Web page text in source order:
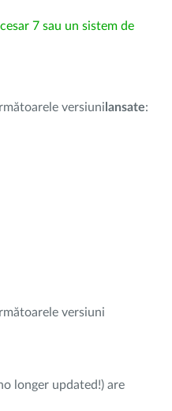
7 sau un sistem de
versiuni lansate:
versiuni
longer updated!) are